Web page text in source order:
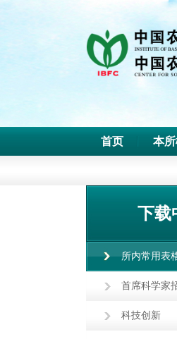
首页 本
下载
所内常用表
首席科学家
科技创新